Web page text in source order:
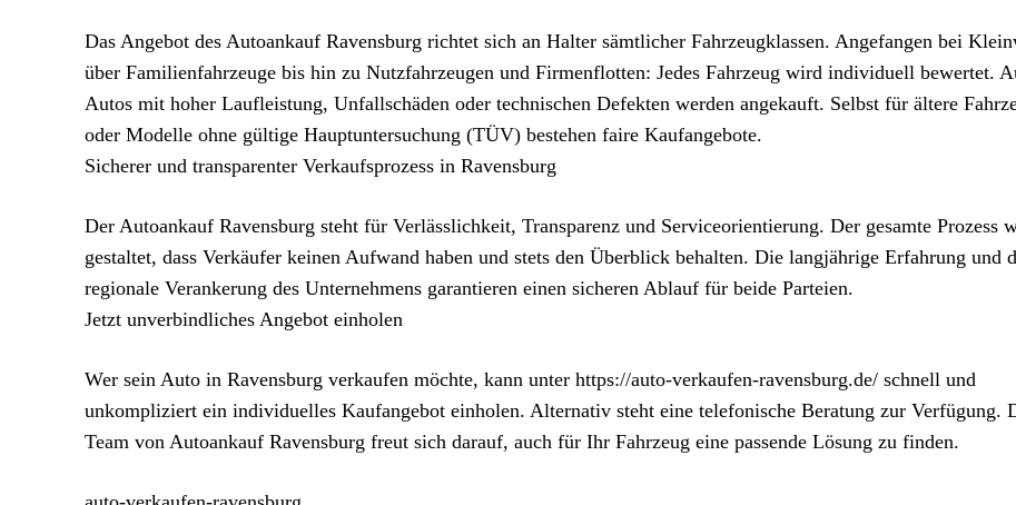
Das Angebot des Autoankauf Ravensburg richtet sich an Halter sämtlicher Fahrzeugklassen. Angefangen bei
über Familienfahrzeuge bis hin zu Nutzfahrzeugen und Firmenflotten: Jedes Fahrzeug wird individuell bewertet.
Autos mit hoher Laufleistung, Unfallschäden oder technischen Defekten werden angekauft. Selbst für ältere
oder Modelle ohne gültige Hauptuntersuchung (TÜV) bestehen faire Kaufangebote.
Sicherer und transparenter Verkaufsprozess in Ravensburg
Der Autoankauf Ravensburg steht für Verlässlichkeit, Transparenz und Serviceorientierung. Der gesamte Prozess
gestaltet, dass Verkäufer keinen Aufwand haben und stets den Überblick behalten. Die langjährige Erfahrung und
regionale Verankerung des Unternehmens garantieren einen sicheren Ablauf für beide Parteien.
Jetzt unverbindliches Angebot einholen
Wer sein Auto in Ravensburg verkaufen möchte, kann unter https://auto-verkaufen-ravensburg.de/ schnell und
unkompliziert ein individuelles Kaufangebot einholen. Alternativ steht eine telefonische Beratung zur Verfügung.
Team von Autoankauf Ravensburg freut sich darauf, auch für Ihr Fahrzeug eine passende Lösung zu finden.